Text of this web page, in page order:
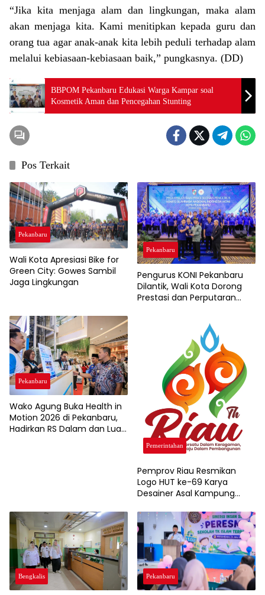
“Jika kita menjaga alam dan lingkungan, maka alam
akan menjaga kita. Kami menitipkan kepada guru dan
orang tua agar anak-anak kita lebih peduli terhadap alam
melalui kebiasaan-kebiasaan baik,” pungkasnya. (DD)
BBPOM Pekanbaru Edukasi Warga Kampar soal
Kosmetik Aman dan Pencegahan Stunting
Pos Terkait
Pekanbaru
Wali Kota Apresiasi Bike for
Green City: Gowes Sambil
Jaga Lingkungan
Pekanbaru
Pengurus KONI Pekanbaru
Dilantik, Wali Kota Dorong
Prestasi dan Perputaran
Pekanbaru
Wako Agung Buka Health in
Motion 2026 di Pekanbaru,
Hadirkan RS Dalam dan Luar
Pemerintahan
Pemprov Riau Resmikan
Logo HUT ke-69 Karya
Desainer Asal Kampung
Harmoni dan Budaya
Melayu
Bengkalis Pekanbaru